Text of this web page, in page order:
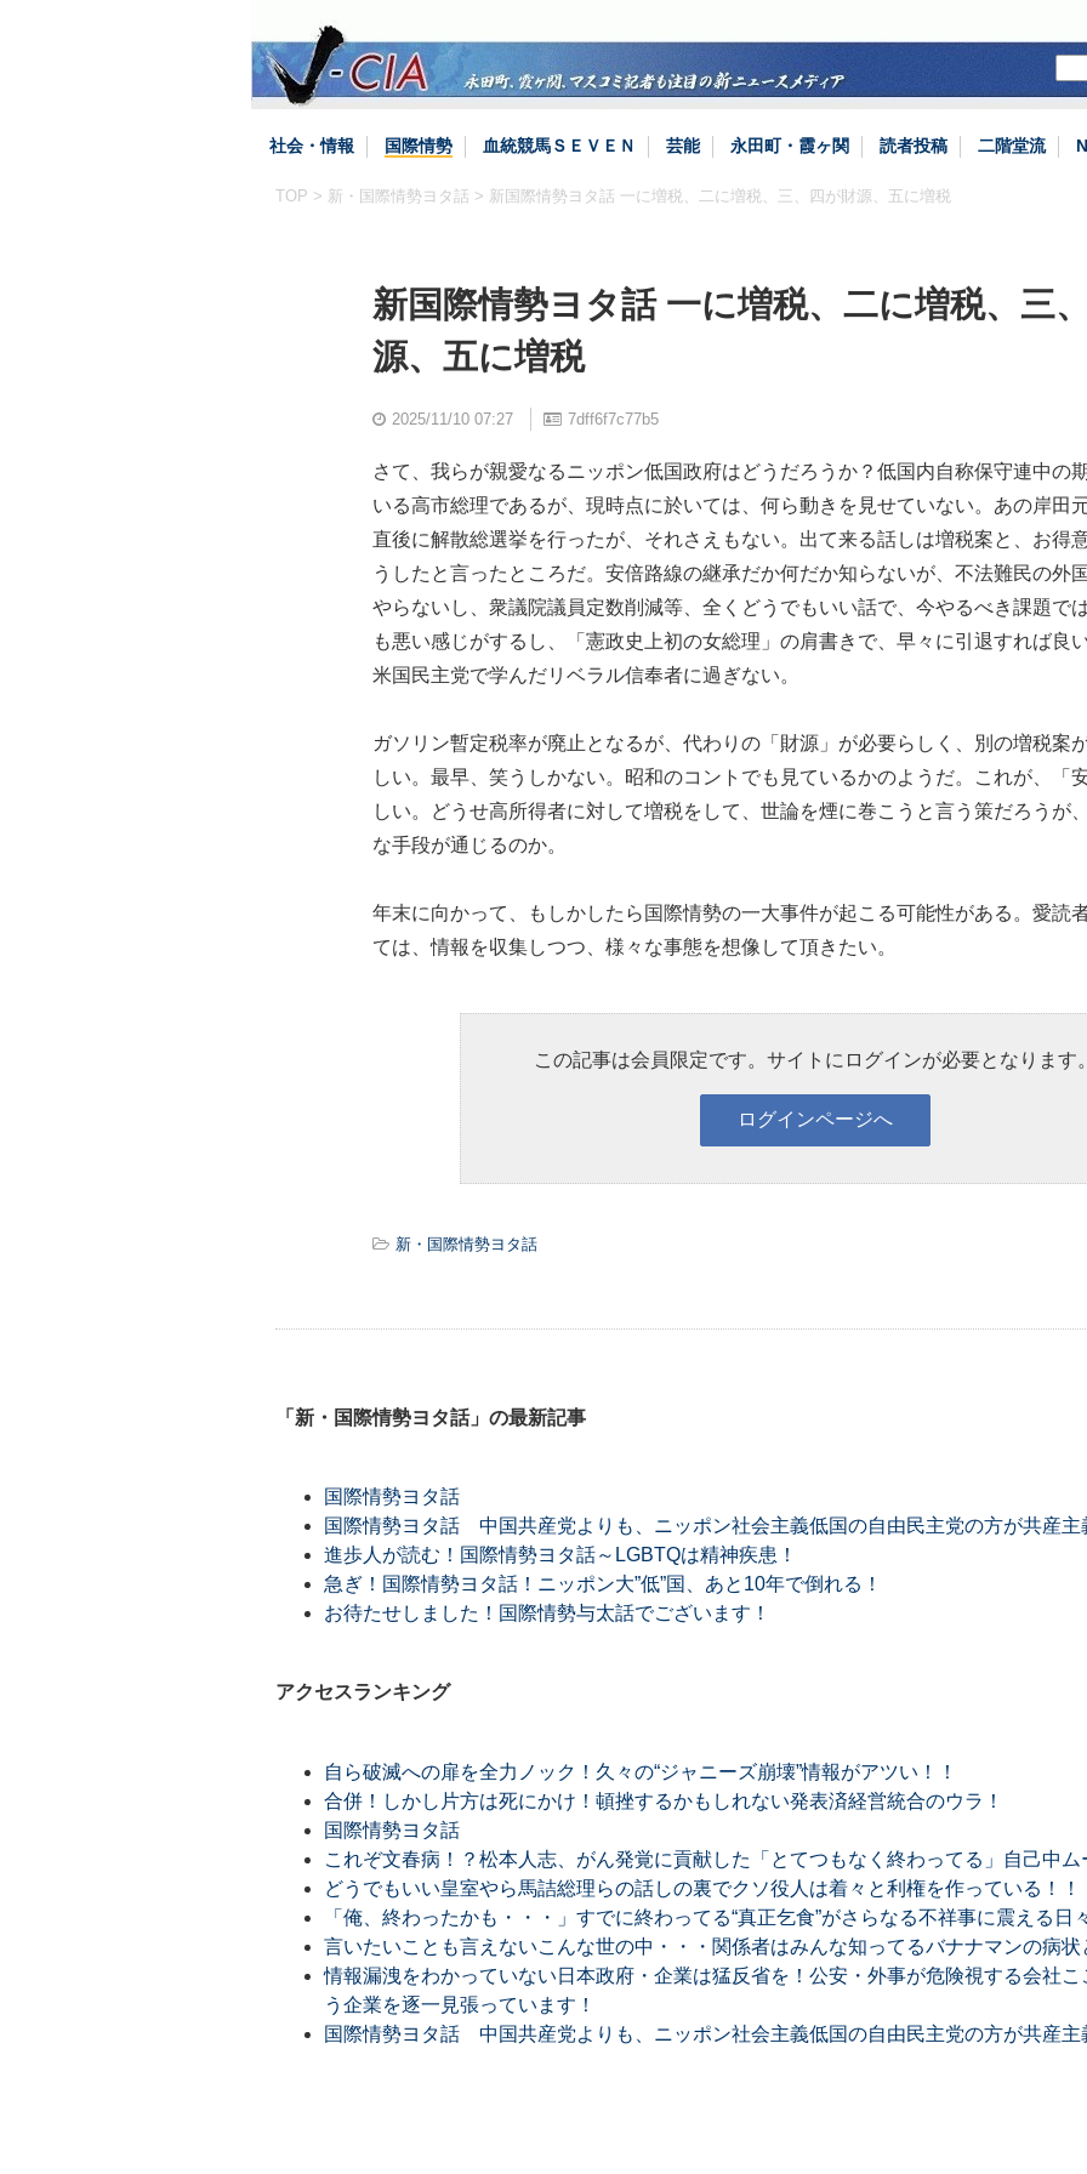
社会・情報 国際情勢 血統競馬ＳＥＶＥＮ 芸能 永田町・霞ヶ関 読者投稿 二階堂流
TOP > 新・国際情勢ヨタ話 > 新国際情勢ヨタ話 一に増税、二に増税、三、四が財源、五に増税
新国際情勢ヨタ話 一に増税、二に増税、三
源、五に増税
2025/11/10 07:27 7dff6f7c77b5
さて、我らが親愛なるニッポン低国政府はどうだろうか？低国内自称保守連中の
いる高市総理であるが、現時点に於いては、何ら動きを見せていない。あの岸田
直後に解散総選挙を行ったが、それさえもない。出て来る話しは増税案と、お得
うしたと言ったところだ。安倍路線の継承だか何だか知らないが、不法難民の外
やらないし、衆議院議員定数削減等、全くどうでもいい話で、今やるべき課題で
も悪い感じがするし、「憲政史上初の女総理」の肩書きで、早々に引退すれば良
米国民主党で学んだリベラル信奉者に過ぎない。
ガソリン暫定税率が廃止となるが、代わりの「財源」が必要らしく、別の増税案
しい。最早、笑うしかない。昭和のコントでも見ているかのようだ。これが、「
しい。どうせ高所得者に対して増税をして、世論を煙に巻こうと言う策だろうが
な手段が通じるのか。
年末に向かって、もしかしたら国際情勢の一大事件が起こる可能性がある。愛読
ては、情報を収集しつつ、様々な事態を想像して頂きたい。
この記事は会員限定です。サイトにログインが必要となります
新・国際情勢ヨタ話
「新・国際情勢ヨタ話」の最新記事
国際情勢ヨタ話
国際情勢ヨタ話 中国共産党よりも、ニッポン社会主義低国の自由民主党の方が共産主
進歩人が読む！国際情勢ヨタ話～LGBTQは精神疾患！
急ぎ！国際情勢ヨタ話！ニッポン大”低”国、あと10年で倒れる！
お待たせしました！国際情勢与太話でございます！
アクセスランキング
自ら破滅への扉を全力ノック！久々の“ジャニーズ崩壊”情報がアツい！！
合併！しかし片方は死にかけ！頓挫するかもしれない発表済経営統合のウラ！
国際情勢ヨタ話
これぞ文春病！？松本人志、がん発覚に貢献した「とてつもなく終わってる」自己中ム
どうでもいい皇室やら馬詰総理らの話しの裏でクソ役人は着々と利権を作っている！！
「俺、終わったかも・・・」すでに終わってる“真正乞食”がさらなる不祥事に震える日
言いたいことも言えないこんな世の中・・・関係者はみんな知ってるバナナマンの病状
情報漏洩をわかっていない日本政府・企業は猛反省を！公安・外事が危険視する会社
う企業を逐一見張っています！
国際情勢ヨタ話 中国共産党よりも、ニッポン社会主義低国の自由民主党の方が共産主